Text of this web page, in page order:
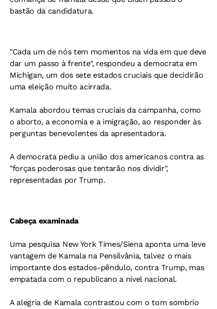
bastão da candidatura.
"Cada um de nós tem momentos na vida em que deve
dar um passo à frente", respondeu a democrata em
Michigan, um dos sete estados cruciais que decidirão
uma eleição muito acirrada.
Kamala abordou temas cruciais da campanha, como
o aborto, a economia e a imigração, ao responder às
perguntas benevolentes da apresentadora.
A democrata pediu a união dos americanos contra as
"forças poderosas que tentarão nos dividir",
representadas por Trump.
Cabeça examinada
Uma pesquisa New York Times/Siena aponta uma leve
vantagem de Kamala na Pensilvânia, talvez o mais
importante dos estados-pêndulo, contra Trump, mas
empatada com o republicano a nível nacional.
A alegria de Kamala contrastou com o tom sombrio